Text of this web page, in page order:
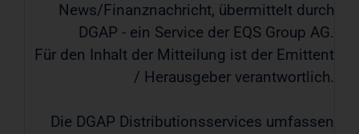
News/Finanznachricht, übermittelt durch
DGAP - ein Service der EQS Group AG.
Für den Inhalt der Mitteilung ist der Emittent
/ Herausgeber verantwortlich.
Die DGAP Distributionsservices umfassen